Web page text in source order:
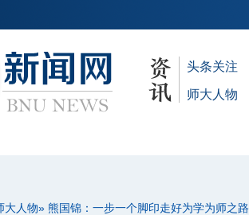
头条关注
师大人物
大人物» 熊国锦：一步一个脚印走好为学为师之路